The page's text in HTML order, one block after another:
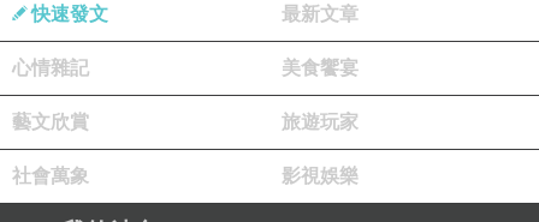
快速發文 最新文章
心情雜記 美食饗宴
藝文欣賞 旅遊玩家
社會萬象 影視娛樂